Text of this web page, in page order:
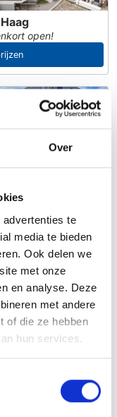
Over
te
media te bieden
Ook delen we
met onze
en analyse. Deze
met andere
of die ze hebben
hun services.
open!
vanaf 3m3